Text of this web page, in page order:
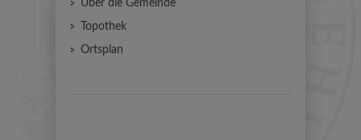
Über die Gemeinde
Topothek
Ortsplan